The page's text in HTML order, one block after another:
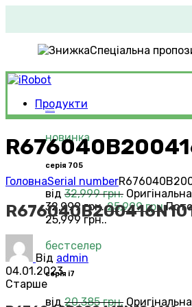
Спеціальна
Продукти
новинка
серія 705
від 32,999грн.
32,999 грн..25,999грн.
25,999 грн..
бестселер
серія i7
від 20,385грн.
ГоловнаSerial number
Від admin
04.01.2023
Старше